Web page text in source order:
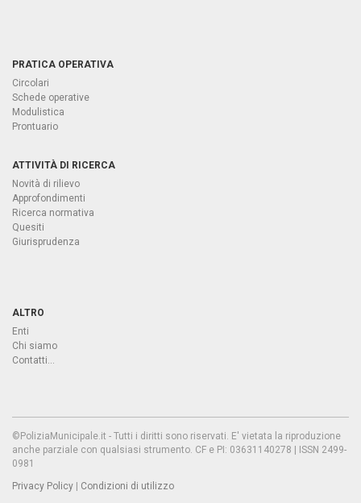
PRATICA OPERATIVA
Circolari
Schede operative
Modulistica
Prontuario
ATTIVITÀ DI RICERCA
Novità di rilievo
Approfondimenti
Ricerca normativa
Quesiti
Giurisprudenza
ALTRO
Enti
Chi siamo
Contatti...
©PoliziaMunicipale.it - Tutti i diritti sono riservati. E' vietata la riproduzione
anche parziale con qualsiasi strumento. CF e PI: 03631140278 | ISSN 2499-
0981
Privacy Policy
Condizioni di utilizzo